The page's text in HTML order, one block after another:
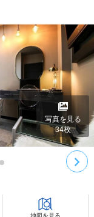
写真を見る
34枚
地図を見る